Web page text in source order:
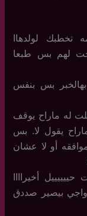
تخطبك لولدهاا
لهم بس طبعا
بس بنفس
له ماراح يوقف
يقول لا. بس
أو لا عشان
أخيراااا
زواجي بيصير صددق